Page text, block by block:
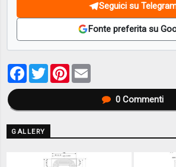
Seguici su
Fonte preferita su
Facebook
TwitterPinterest
0Commenti
GALLERY